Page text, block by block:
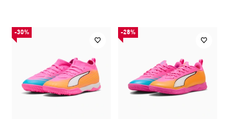
-30% -28%